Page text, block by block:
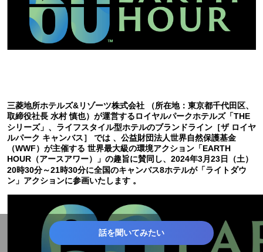
三菱地所ホテルズ&リゾーツ株式会社 （所在地：東京都千代田区、
取締役社長 水村 慎也）が運営するロイヤルパークホテルズ「THE
シリーズ」、ライフスタイル型ホテルのブランドライン［ザ ロイヤ
ルパーク キャンバス］ では 、公益財団法人世界自然保護基金
（WWF）が主催する 世界最大級の環境アクション「EARTH
HOUR（アースアワー）」の趣旨に賛同し、2024年3月23日（土）
20時30分～21時30分に全国のキャンバス8ホテルが「ライトダウ
ン」アクションに参画いたします 。
話を聞いてみたい